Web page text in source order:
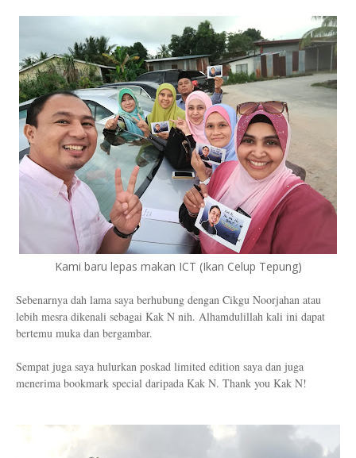
Kami baru lepas makan ICT (Ikan Celup Tepung)
Sebenarnya dah lama saya berhubung dengan Cikgu Noorjahan atau
lebih mesra dikenali sebagai Kak N nih. Alhamdulillah kali ini dapat
bertemu muka dan bergambar.
Sempat juga saya hulurkan poskad limited edition saya dan juga
menerima bookmark special daripada Kak N. Thank you Kak N!